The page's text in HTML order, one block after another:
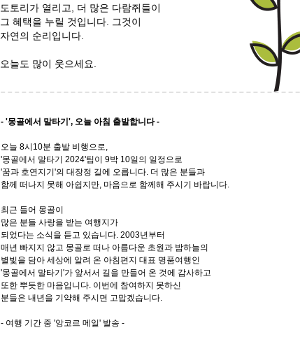
도토리가 열리고, 더 많은 다람쥐들이
그 혜택을 누릴 것입니다. 그것이
자연의 순리입니다.
오늘도 많이 웃으세요.
- '몽골에서 말타기', 오늘 아침 출발합니다 -
오늘 8시10분 출발 비행으로,
'몽골에서 말타기 2024'팀이 9박 10일의 일정으로
'꿈과 호연지기'의 대장정 길에 오릅니다. 더 많은 분들과
함께 떠나지 못해 아쉽지만, 마음으로 함께해 주시기 바랍니다.
최근 들어 몽골이
많은 분들 사랑을 받는 여행지가
되었다는 소식을 듣고 있습니다. 2003년부터
매년 빠지지 않고 몽골로 떠나 아름다운 초원과 밤하늘의
별빛을 담아 세상에 알려 온 아침편지 대표 명품여행인
'몽골에서 말타기'가 앞서서 길을 만들어 온 것에 감사하고
또한 뿌듯한 마음입니다. 이번에 참여하지 못하신
분들은 내년을 기약해 주시면 고맙겠습니다.
- 여행 기간 중 '앙코르 메일' 발송 -